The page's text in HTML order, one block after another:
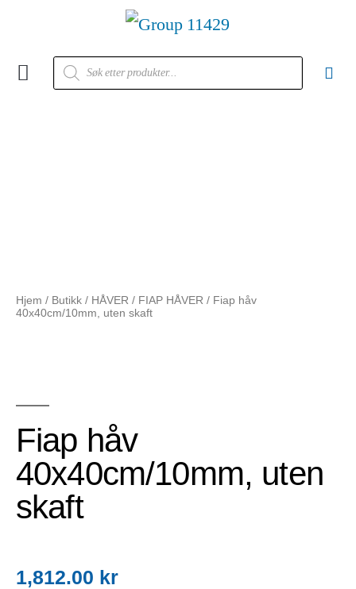
Hjem / Butikk / HÅVER / FIAP HÅVER / Fiap håv
40x40cm/10mm, uten skaft
Fiap håv
40x40cm/10mm, uten
skaft
1,812.00 kr